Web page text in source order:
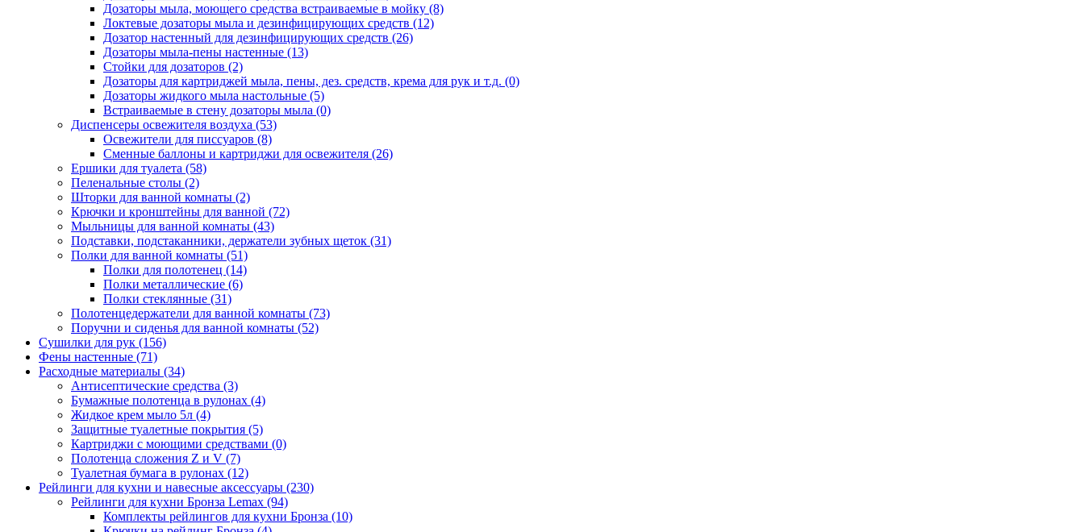
Дозаторы мыла, моющего средства встраиваемые в мойку (8)
Локтевые дозаторы мыла и дезинфицирующих средств (12)
Дозатор настенный для дезинфицирующих средств (26)
Дозаторы мыла-пены настенные (13)
Стойки для дозаторов (2)
Дозаторы для картриджей мыла, пены, дез. средств, крема для рук и т.д. (0)
Дозаторы жидкого мыла настольные (5)
Встраиваемые в стену дозаторы мыла (0)
Диспенсеры освежителя воздуха (53)
Освежители для писсуаров (8)
Сменные баллоны и картриджи для освежителя (26)
Ершики для туалета (58)
Пеленальные столы (2)
Шторки для ванной комнаты (2)
Крючки и кронштейны для ванной (72)
Мыльницы для ванной комнаты (43)
Подставки, подстаканники, держатели зубных щеток (31)
Полки для ванной комнаты (51)
Полки для полотенец (14)
Полки металлические (6)
Полки стеклянные (31)
Полотенцедержатели для ванной комнаты (73)
Поручни и сиденья для ванной комнаты (52)
Сушилки для рук (156)
Фены настенные (71)
Расходные материалы (34)
Антисептические средства (3)
Бумажные полотенца в рулонах (4)
Жидкое крем мыло 5л (4)
Защитные туалетные покрытия (5)
Картриджи с моющими средствами (0)
Полотенца сложения Z и V (7)
Туалетная бумага в рулонах (12)
Рейлинги для кухни и навесные аксессуары (230)
Рейлинги для кухни Бронза Lemax (94)
Комплекты рейлингов для кухни Бронза (10)